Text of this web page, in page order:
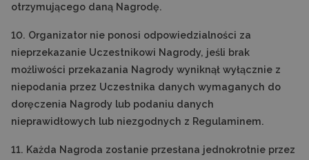
otrzymującego daną Nagrodę.
10. Organizator nie ponosi odpowiedzialności za
nieprzekazanie Uczestnikowi Nagrody, jeśli brak
możliwości przekazania Nagrody wyniknął wyłącznie z
niepodania przez Uczestnika danych wymaganych do
doręczenia Nagrody lub podaniu danych
nieprawidłowych lub niezgodnych z Regulaminem.
11. Każda Nagroda zostanie przesłana jednokrotnie przez